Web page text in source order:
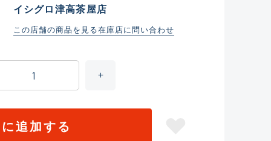
イシグロ津高茶屋店
この店舗の商品を見る在庫店に問い合わせ
追加する